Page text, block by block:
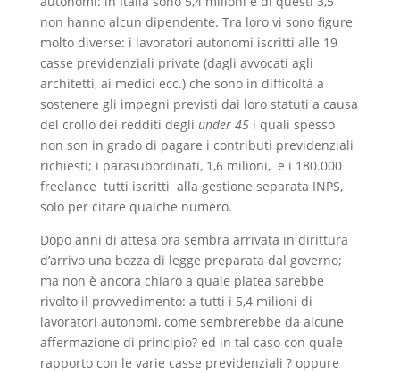
non hanno alcun dipendente. Tra loro vi sono figure
molto diverse: i lavoratori autonomi iscritti alle 19
casse previdenziali private (dagli avvocati agli
architetti, ai medici ecc.) che sono in difficoltà a
sostenere gli impegni previsti dai loro statuti a causa
del crollo dei redditi degli under 45i quali spesso
non son in grado di pagare i contributi previdenziali
richiesti; i parasubordinati, 1,6 milioni, e i 180.000
freelance tutti iscritti alla gestione separata INPS,
solo per citare qualche numero.
Dopo anni di attesa ora sembra arrivata in dirittura
d’arrivo una bozza di legge preparata dal governo;
ma non è ancora chiaro a quale platea sarebbe
rivolto il provvedimento: a tutti i 5,4 milioni di
lavoratori autonomi, come sembrerebbe da alcune
affermazione di principio? ed in tal caso con quale
rapporto con le varie casse previdenziali ? oppure